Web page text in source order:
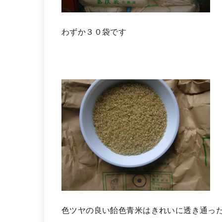
わずか３０袋です
色ツヤの良い飴色青米はきれいに透き通っ